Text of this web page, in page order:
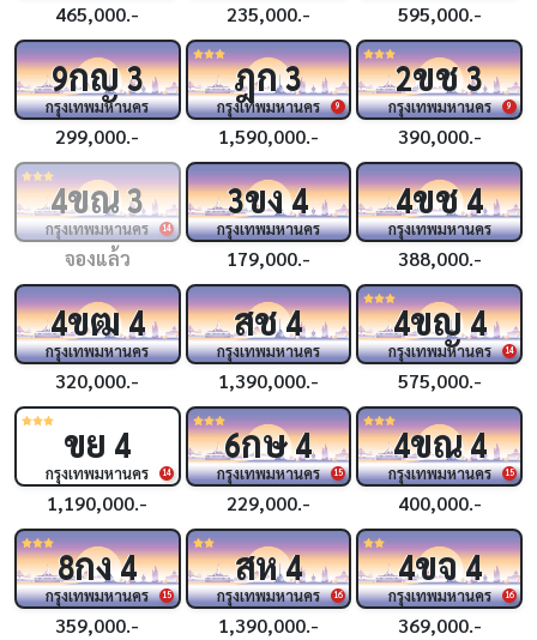
465,000.- 235,000.- 595,000.-
9กญ3
กรุงเทพมหานคร
299,000.-
9
ฎก3
กรุงเทพมหานคร
1,590,000.-
9
2ขช3
กรุงเทพมหานคร
390,000.-
14
4ขณ3
กรุงเทพมหานคร
จองแล้ว
3ขง4
กรุงเทพมหานคร
179,000.-
4ขช4
กรุงเทพมหานคร
388,000.-
4ขฒ4
กรุงเทพมหานคร
320,000.-
สช4
กรุงเทพมหานคร
1,390,000.-
14
4ขญ4
กรุงเทพมหานคร
575,000.-
14
ขย 4
กรุงเทพมหานคร
1,190,000.-
15
6กษ4
กรุงเทพมหานคร
229,000.-
15
4ขณ4
กรุงเทพมหานคร
400,000.-
15
8กง4
กรุงเทพมหานคร
359,000.-
16
สห4
กรุงเทพมหานคร
1,390,000.-
16
4ขจ4
กรุงเทพมหานคร
369,000.-